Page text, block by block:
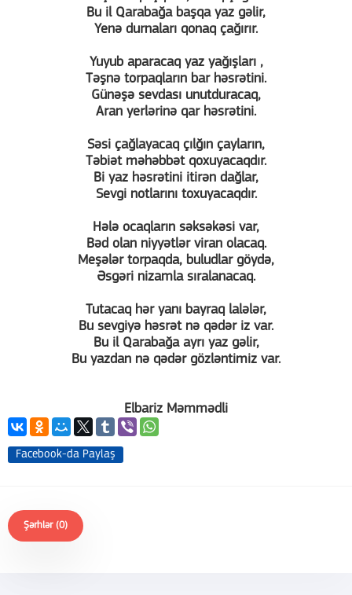
Bu il Qarabağa başqa yaz gəlir,
Yenə durnaları qonaq çağırır.
Yuyub aparacaq yaz yağışları ,
Təşnə torpaqların bar həsrətini.
Günəşə sevdası unutduracaq,
Aran yerlərinə qar həsrətini.
Səsi çağlayacaq çılğın çayların,
Təbiət məhəbbət qoxuyacaqdır.
Bi yaz həsrətini itirən dağlar,
Sevgi notlarını toxuyacaqdır.
Hələ ocaqların səksəkəsi var,
Bəd olan niyyətlər viran olacaq.
Meşələr torpaqda, buludlar göydə,
Əsgəri nizamla sıralanacaq.
Tutacaq hər yanı bayraq lalələr,
Bu sevgiyə həsrət nə qədər iz var.
Bu il Qarabağa ayrı yaz gəlir,
Bu yazdan nə qədər gözləntimiz var.
Elbariz Məmmədli
Facebook-da Paylaş
Şərhlər (0)